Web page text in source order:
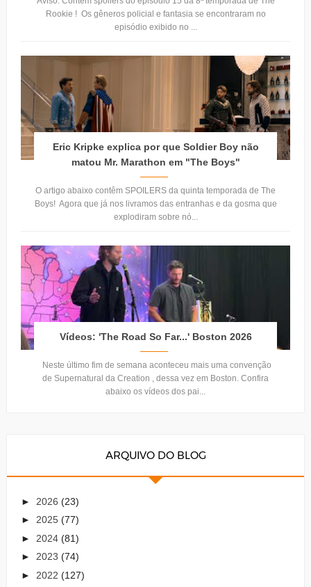
Rookie ! Os gêneros policial e fantasia se encontraram no
episódio exibido no ...
Eric Kripke explica por que Soldier Boy não
matou Mr. Marathon em "The Boys"
O artigo abaixo contêm SPOILERS da quinta temporada de The
Boys! Agora que já nos livramos das entranhas e da gosma que
explodiram sobre nó...
Vídeos: 'The Road So Far...' Boston 2026
Neste último fim de semana aconteceu mais uma convenção
de Supernatural da Creation , dessa vez em Boston. Confira
abaixo os vídeos dos pai...
ARQUIVO DO BLOG
► 2026 (23)
► 2025 (77)
► 2024 (81)
► 2023 (74)
► 2022 (127)